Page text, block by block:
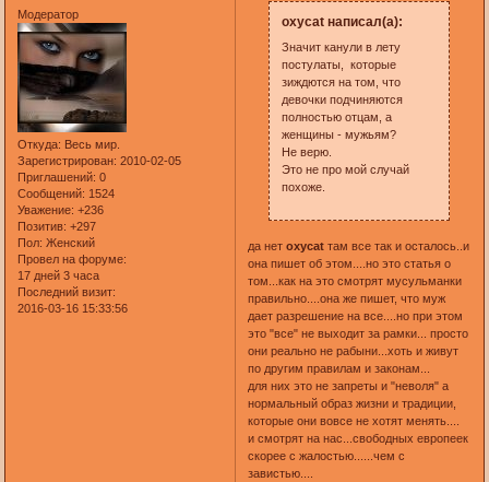
Модератор
Откуда: Весь мир.
Зарегистрирован: 2010-02-05
Приглашений: 0
Сообщений: 1524
Уважение: +236
Позитив: +297
Пол: Женский
Провел на форуме:
17 дней 3 часа
Последний визит:
2016-03-16 15:33:56
oxycat написал(а):
Значит канули в лету
постулаты, которые
зиждются на том, что
девочки подчиняются
полностью отцам, а
женщины - мужьям?
Не верю.
Это не про мой случай
похоже.
да нет oxycatтам все так и осталось..и
она пишет об этом....но это статья о
том...как на это смотрят мусульманки
правильно....она же пишет, что муж
дает разрешение на все....но при этом
это "все" не выходит за рамки... просто
они реально не рабыни...хоть и живут
по другим правилам и законам...
для них это не запреты и "неволя" а
нормальный образ жизни и традиции,
которые они вовсе не хотят менять....
и смотрят на нас...свободных европеек
скорее с жалостью......чем с
завистью....